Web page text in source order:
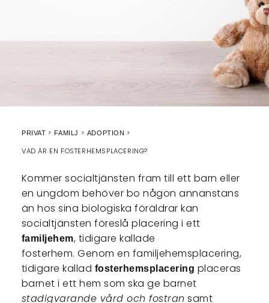
PRIVAT FAMILJ ADOPTION
VAD ÄR EN FOSTERHEMSPLACERING?
Kommer socialtjänsten fram till ett barn eller
en ungdom behöver bo någon annanstans
än hos sina biologiska föräldrar kan
socialtjänsten föreslå placering i ett
familjehem, tidigare kallade
fosterhem. Genom en familjehemsplacering,
tidigare kallad fosterhemsplacering placeras
barnet i ett hem som ska ge barnet
stadigvarande vård och fostran samt